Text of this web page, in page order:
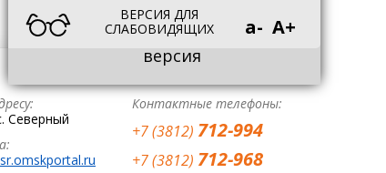
ВЕРСИЯ ДЛЯ
СЛАБОВИДЯЩИХ
a- A+
Обычная
версия
Северный
Контактные телефоны:
+7 (3812) 712-994
+7 (3812) 712-968